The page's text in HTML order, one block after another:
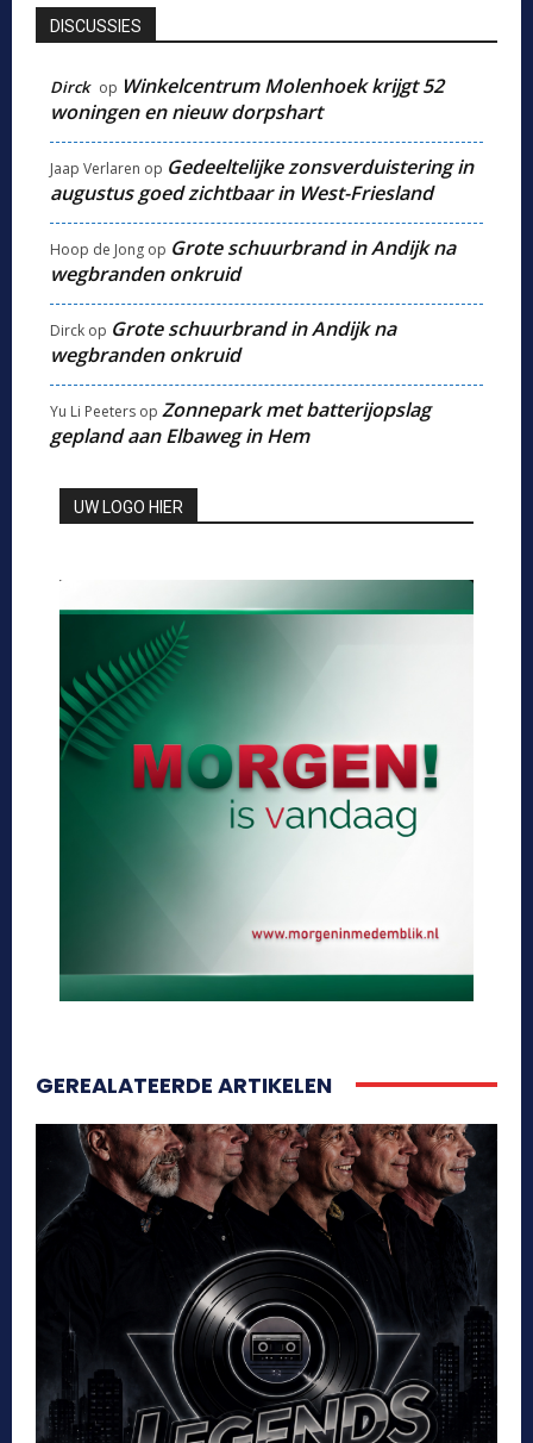
DISCUSSIES
Dirck op Winkelcentrum Molenhoek krijgt 52
woningen en nieuw dorpshart
Jaap Verlaren op Gedeeltelijke zonsverduistering in
augustus goed zichtbaar in West-Friesland
Hoop de Jong op Grote schuurbrand in Andijk na
wegbranden onkruid
Dirck op Grote schuurbrand in Andijk na
wegbranden onkruid
Yu Li Peeters op Zonnepark met batterijopslag
gepland aan Elbaweg in Hem
UW LOGO HIER
GEREALATEERDE ARTIKELEN